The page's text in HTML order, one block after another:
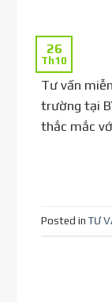
26
Th10
Tư vấn
trường tại
thắc mắc
Posted inTƯ